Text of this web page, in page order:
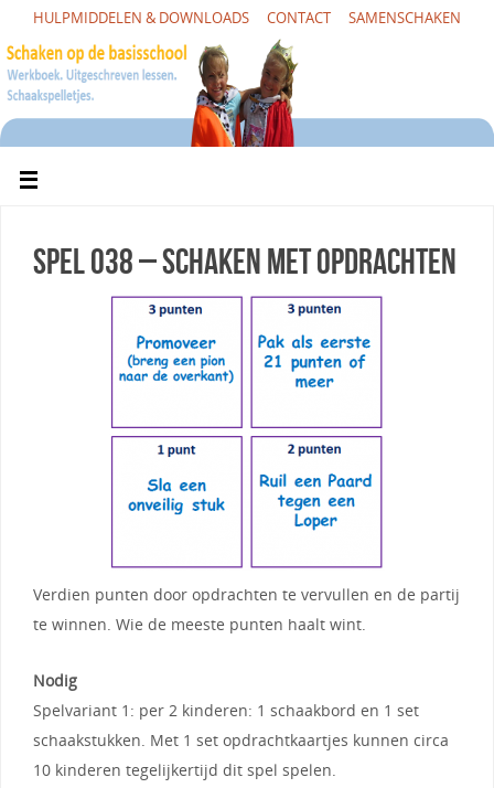
HULPMIDDELEN & DOWNLOADS CONTACT SAMENSCHAKEN
Spel 038 – Schaken met opdrachten
Verdien punten door opdrachten te vervullen en de partij
te winnen. Wie de meeste punten haalt wint.
Nodig
Spelvariant 1: per 2 kinderen: 1 schaakbord en 1 set
schaakstukken. Met 1 set opdrachtkaartjes kunnen circa
10 kinderen tegelijkertijd dit spel spelen.